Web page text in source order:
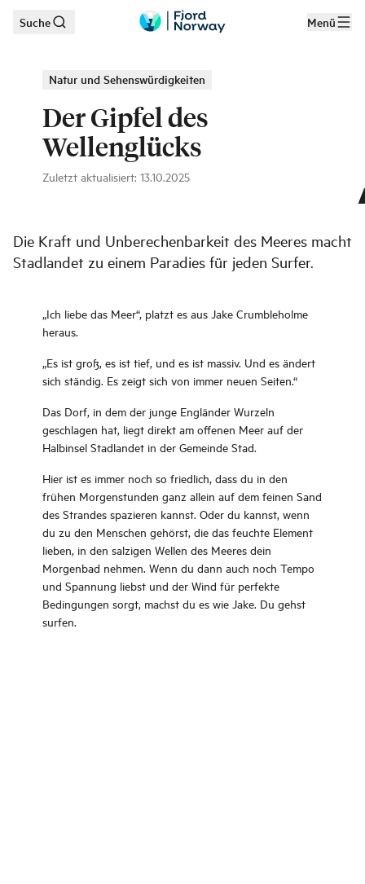
Zum Hauptinhalt
Suche Menü
Natur und Sehenswürdigkeiten
Der Gipfel des
Wellenglücks
Zuletzt aktualisiert: 13.10.2025
Die Kraft und Unberechenbarkeit des Meeres macht
Stadlandet zu einem Paradies für jeden Surfer.
„Ich liebe das Meer“, platzt es aus Jake Crumbleholme
heraus.
„Es ist groß, es ist tief, und es ist massiv. Und es ändert
sich ständig. Es zeigt sich von immer neuen Seiten.“
Das Dorf, in dem der junge Engländer Wurzeln
geschlagen hat, liegt direkt am offenen Meer auf der
Halbinsel Stadlandet in der Gemeinde Stad.
Hier ist es immer noch so friedlich, dass du in den
frühen Morgenstunden ganz allein auf dem feinen Sand
des Strandes spazieren kannst. Oder du kannst, wenn
du zu den Menschen gehörst, die das feuchte Element
lieben, in den salzigen Wellen des Meeres dein
Morgenbad nehmen. Wenn du dann auch noch Tempo
und Spannung liebst und der Wind für perfekte
Bedingungen sorgt, machst du es wie Jake. Du gehst
surfen.